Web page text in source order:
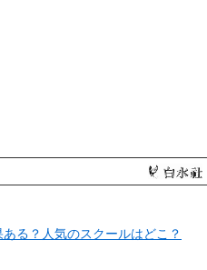
る？人気のスクールはどこ？